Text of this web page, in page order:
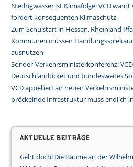
Niedrigwasser ist Klimafolge: VCD
fordert konsequenten Klimaschutz
Zum Schulstart in Hessen, Rheinland-
Kommunen müssen
ausnutzen
Sonder-Verkehrsministerkonferenz:
Deutschlandticket und bundesweites
VCD appelliert an neuen
bröckelnde Infrastruktur muss endlich
Aktuelle Beiträge
Geht doch! Die Bäume an der